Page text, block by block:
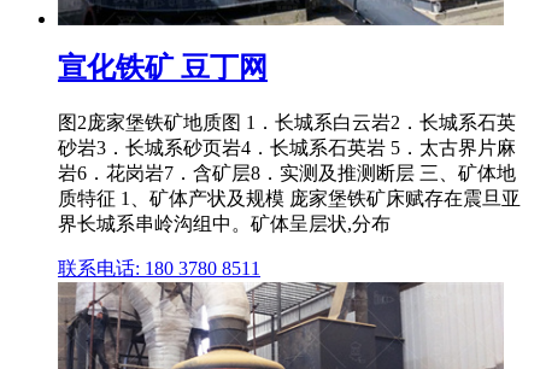
宣化铁矿 豆丁网
图2庞家堡铁矿地质图 1．长城系白云岩2．长城系石英
砂岩3．长城系砂页岩4．长城系石英岩 5．太古界片麻
岩6．花岗岩7．含矿层8．实测及推测断层 三、矿体地
质特征 1、矿体产状及规模 庞家堡铁矿床赋存在震旦亚
界长城系串岭沟组中。矿体呈层状,分布
联系电话: 180 3780 8511